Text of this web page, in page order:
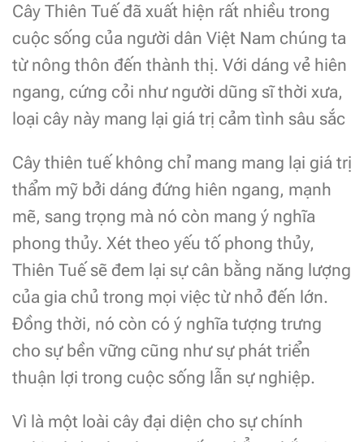
Cây Thiên Tuế đã xuất hiện rất nhiều trong
cuộc sống của người dân Việt Nam chúng ta
từ nông thôn đến thành thị. Với dáng vẻ hiên
ngang, cứng cỏi như người dũng sĩ thời xưa,
loại cây này mang lại giá trị cảm tình sâu sắc
Cây thiên tuế không chỉ mang mang lại giá trị
thẩm mỹ bởi dáng đứng hiên ngang, mạnh
mẽ, sang trọng mà nó còn mang ý nghĩa
phong thủy. Xét theo yếu tố phong thủy,
Thiên Tuế sẽ đem lại sự cân bằng năng lượng
của gia chủ trong mọi việc từ nhỏ đến lớn.
Đồng thời, nó còn có ý nghĩa tượng trưng
cho sự bền vững cũng như sự phát triển
thuận lợi trong cuộc sống lẫn sự nghiệp.
Vì là một loài cây đại diện cho sự chính